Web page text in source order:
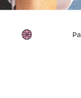
Paiement sécurisé :